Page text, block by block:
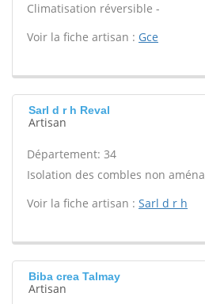
Climatisation réversible -
Voir la fiche artisan : Gce
Sarl d r h Reval
Artisan
Département: 34
Isolation des combles non
Voir la fiche artisan : Sarl d r h
Biba crea Talmay
Artisan